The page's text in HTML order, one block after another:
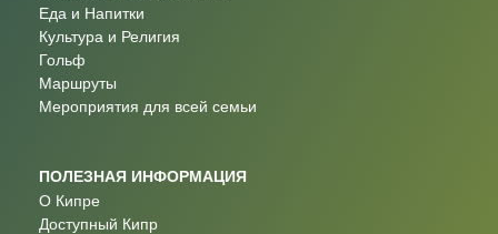
Еда и Напитки
Культура и Религия
Гольф
Маршруты
Мероприятия для всей семьи
ПОЛЕЗНАЯ ИНФОРМАЦИЯ
О Кипре
Доступный Кипр